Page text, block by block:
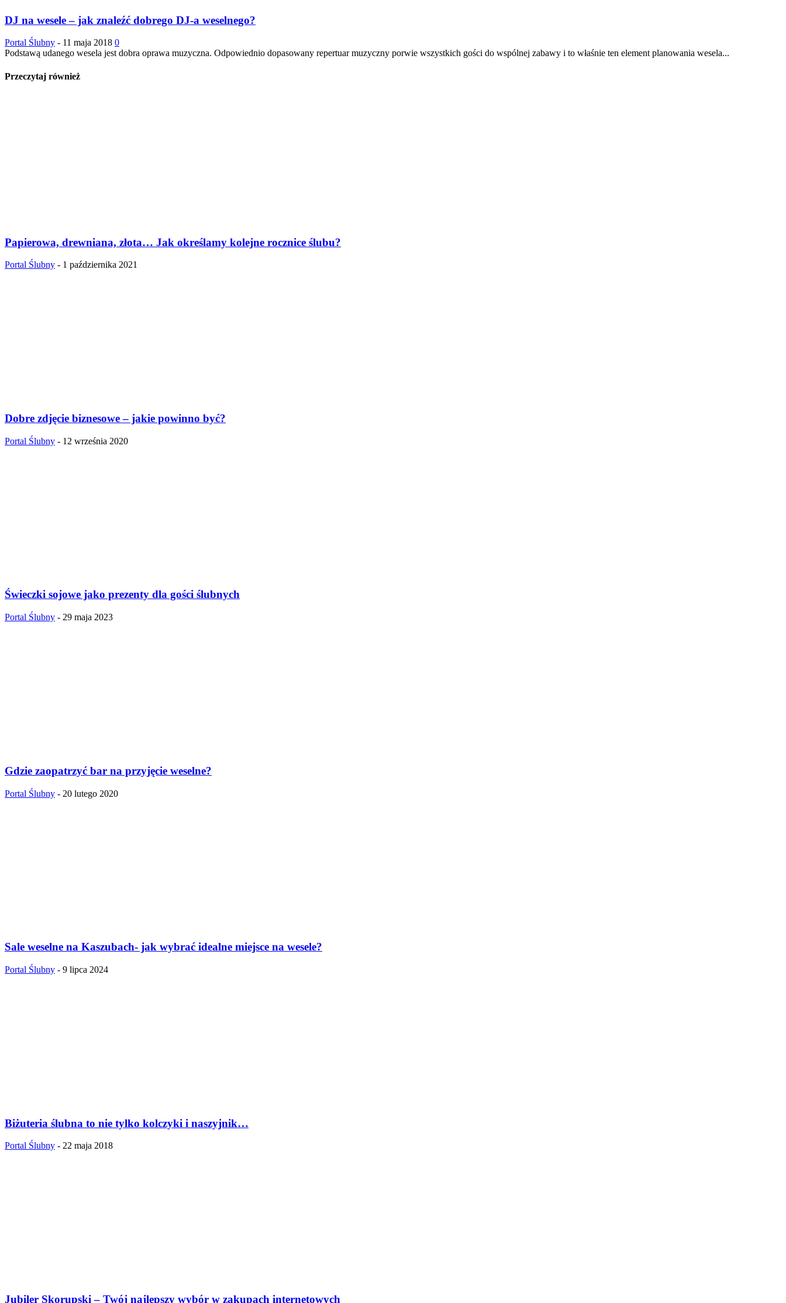
DJ na wesele – jak znaleźć dobrego DJ-a weselnego?
Portal Ślubny - 11 maja 2018 0
Podstawą udanego wesela jest dobra oprawa muzyczna. Odpowiednio dopasowany repertuar muzyczny porwie wszystkich gości do wspólnej zabawy i to właśnie ten element planowania wesela...
Przeczytaj również
Papierowa, drewniana, złota… Jak określamy kolejne rocznice ślubu?
Portal Ślubny - 1 października 2021
Dobre zdjęcie biznesowe – jakie powinno być?
Portal Ślubny - 12 września 2020
Świeczki sojowe jako prezenty dla gości ślubnych
Portal Ślubny - 29 maja 2023
Gdzie zaopatrzyć bar na przyjęcie weselne?
Portal Ślubny - 20 lutego 2020
Sale weselne na Kaszubach- jak wybrać idealne miejsce na wesele?
Portal Ślubny - 9 lipca 2024
Biżuteria ślubna to nie tylko kolczyki i naszyjnik…
Portal Ślubny - 22 maja 2018
Jubiler Skorupski – Twój najlepszy wybór w zakupach internetowych